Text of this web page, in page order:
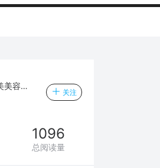
烟台华美美容整形医院
关注
1096
总阅读量